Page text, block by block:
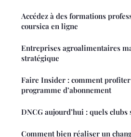
Accédez à des formations
coursica en ligne
Entreprises agroalimentaires
stratégique
Faire Insider : comment profiter
programme d’abonnement
DNCG aujourd’hui : quels clubs
Comment bien réaliser un